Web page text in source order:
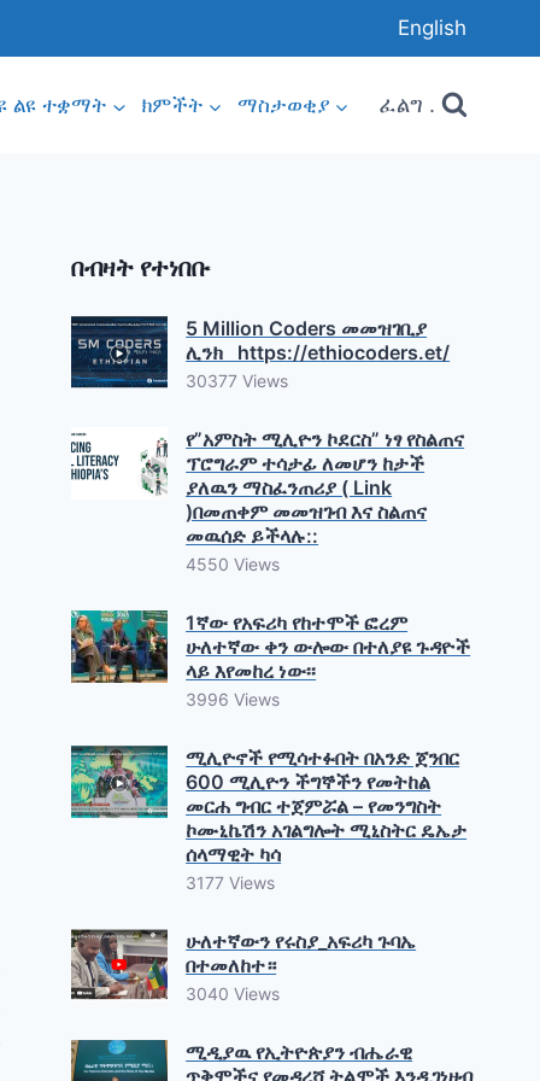
English
ልዩ ተቋማት ክምችት ማስታወቂያ ፈልግ .
በብዛት የተነበቡ
5 Million Coders መመዝገቢያ
ሊንክ https://ethiocoders.et/
30377 Views
የ”አምስት ሚሊዮን ኮደርስ” ነፃ የስልጠና
ፕሮግራም ተሳታፊ ለመሆን ከታች
ያለዉን ማስፈንጠሪያ ( Link
)በመጠቀም መመዝገብ እና ስልጠና
መዉሰድ ይችላሉ::
4550 Views
1ኛው የአፍሪካ የከተሞች ፎረም
ሁለተኛው ቀን ውሎው በተለያዩ ጉዳዮች
ላይ እየመከረ ነው፡፡
3996 Views
ሚሊዮኖች የሚሳተፉበት በአንድ ጀንበር
600 ሚሊዮን ችግኞችን የመትከል
መርሐ ግብር ተጀምሯል – የመንግስት
ኮሙኒኬሽን አገልግሎት ሚኒስትር ዴኤታ
ሰላማዊት ካሳ
3177 Views
ሁለተኛውን የሩስያ_አፍሪካ ጉባኤ
በተመለከተ።
3040 Views
ሚዲያዉ የኢትዮጵያን ብሔራዊ
ጥቅሞችና የመዳረሻ ትልሞች እንዲገነዘብ